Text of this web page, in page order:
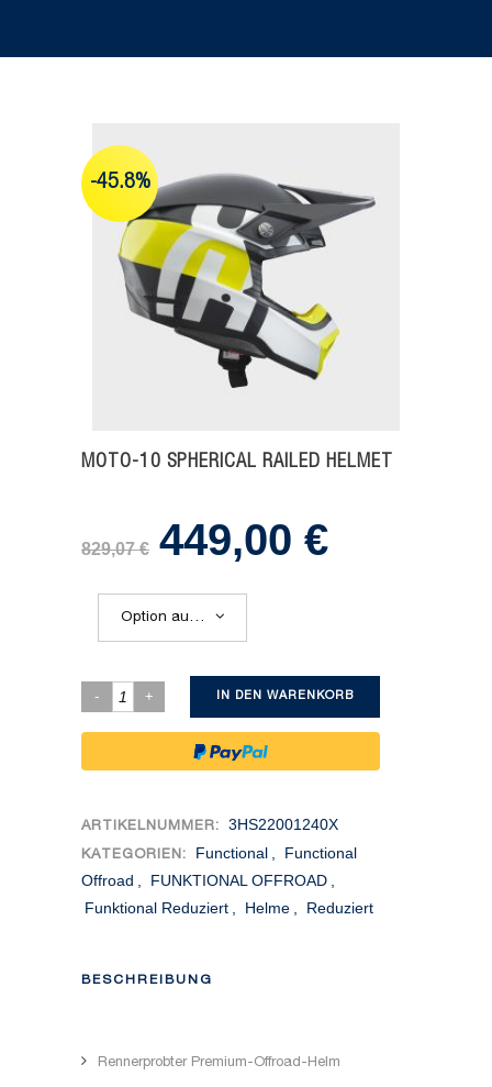
-45.8%
MOTO-10 SPHERICAL RAILED HELMET
829,07€
Ursprünglicher
829,07 €
449,00 €
Option auswählen
IN DEN WARENKORB
ARTIKELNUMMER: 3HS22001240X
KATEGORIEN: Functional
Functional
Offroad
FUNKTIONAL OFFROAD
Funktional Reduziert
Helme Reduziert
BESCHREIBUNG
Rennerprobter Premium-Offroad-Helm